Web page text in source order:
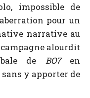
impossible de
pour un
narrative au
alourdit
de BO7en
sans y apporter de